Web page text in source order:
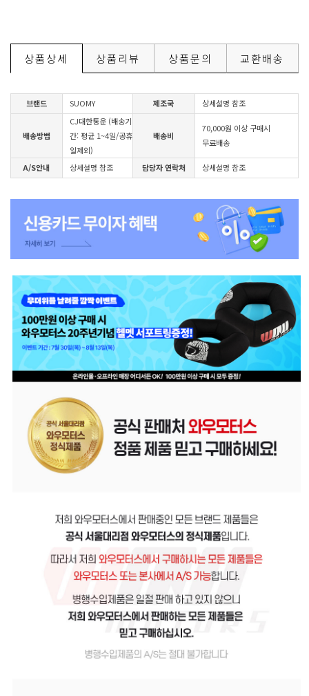
상품상세 상품리뷰 상품문의 교환배송
브랜드 SUOMY 제조국 상세설명 참조
배송방법
CJ대한통운 (배송기
간: 평균 1~4일/공휴
일제외)
배송비
70,000원 이상 구매시
무료배송
A/S안내 상세설명 참조 담당자 연락처 상세설명 참조